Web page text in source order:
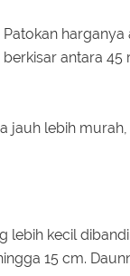
harganya
antara 45
jauh lebih
kecil
15 cm.